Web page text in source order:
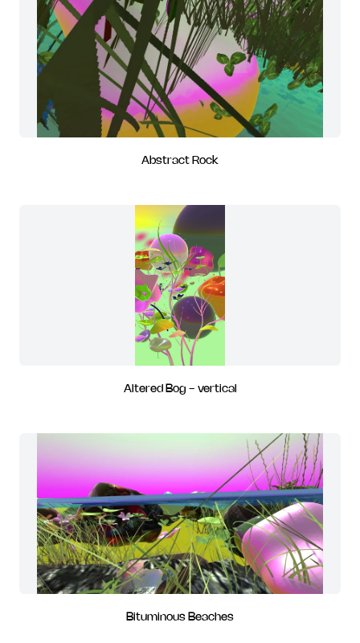
Abstract Rock
Altered Bog - vertical
Bituminous Beaches